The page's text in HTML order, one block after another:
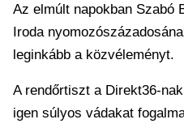
Az elmúlt napokban Szabó
Iroda
leginkább a közvéleményt.
A rendőrtiszt a Direkt36-
igen súlyos vádakat